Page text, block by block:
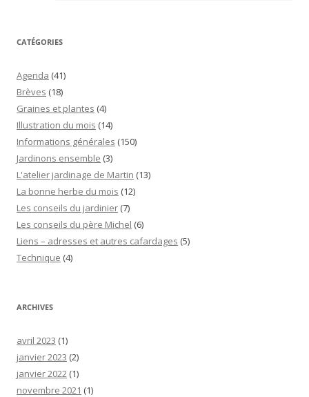
CATÉGORIES
Agenda (41)
Brèves (18)
Graines et plantes (4)
Illustration du mois (14)
Informations générales (150)
Jardinons ensemble (3)
L'atelier jardinage de Martin (13)
La bonne herbe du mois (12)
Les conseils du jardinier (7)
Les conseils du père Michel (6)
Liens – adresses et autres cafardages (5)
Technique (4)
ARCHIVES
avril 2023 (1)
janvier 2023 (2)
janvier 2022 (1)
novembre 2021 (1)